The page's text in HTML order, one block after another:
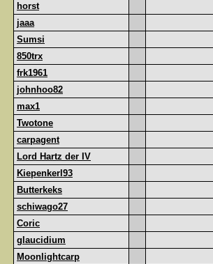
horst
jaaa
Sumsi
850trx
frk1961
johnhoo82
max1
Twotone
carpagent
Lord Hartz der IV
Kiepenkerl93
Butterkeks
schiwago27
Coric
glaucidium
Moonlightcarp